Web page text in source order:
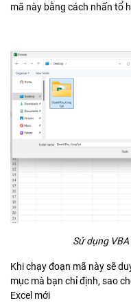
mã này bằng cách nhấn tổ
Sử dụng
Khi chạy đoạn mã này sẽ
mục mà bạn chỉ định, sao
Excel mới